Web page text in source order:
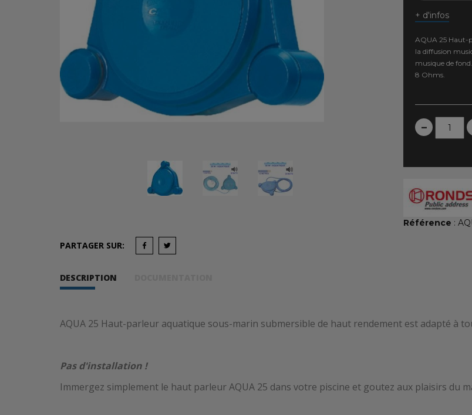
PARTAGER SUR:
+ d'infos
AQUA 25 Haut-
la diffusion
musique de fond.
8 Ohms.
–
Référence :
DESCRIPTION
AQUA 25 Haut-parleur aquatique sous-marin submersible de haut rendement est adapté à
Pas d'installation !
Immergez simplement le haut parleur AQUA 25 dans votre piscine et goutez aux plaisirs du